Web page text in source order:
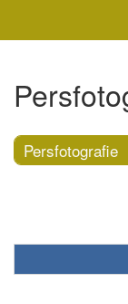
Persfotografie